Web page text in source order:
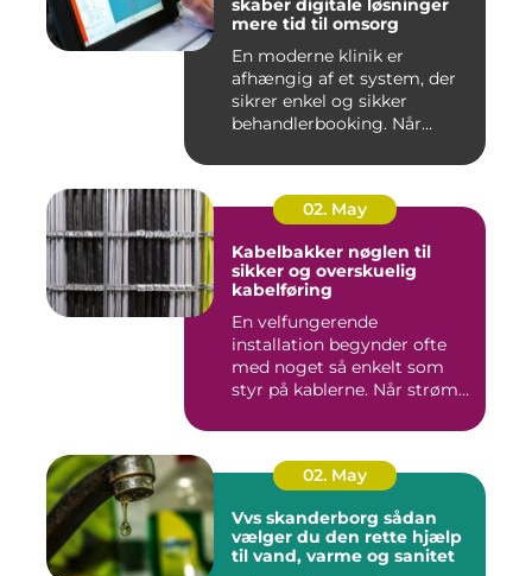
skaber digitale løsninger
mere tid til omsorg
En moderne klinik er
afhængig af et system, der
sikrer enkel og sikker
behandlerbooking. Når
02. May
Kabelbakker nøglen til
sikker og overskuelig
kabelføring
En velfungerende
installation begynder ofte
med noget så enkelt som
styr på kablerne. Når strøm-,
02. May
Vvs skanderborg sådan
vælger du den rette hjælp
til vand, varme og sanitet